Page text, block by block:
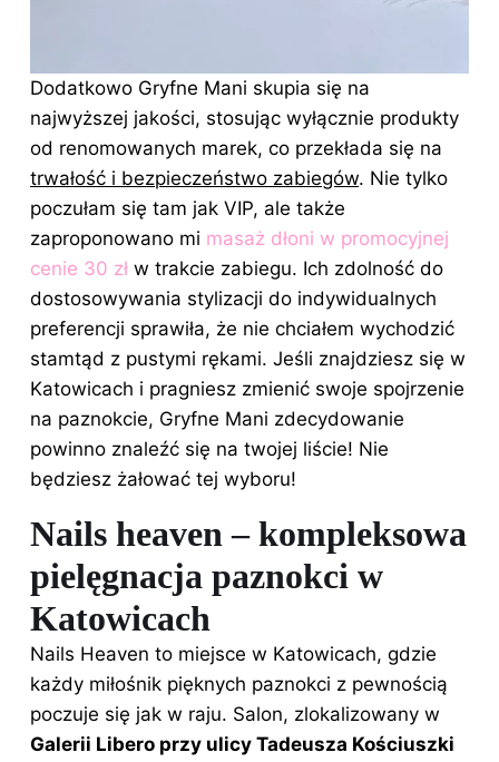
Dodatkowo Gryfne Mani skupia się na
najwyższej jakości, stosując wyłącznie produkty
od renomowanych marek, co przekłada się na
trwałość i bezpieczeństwo zabiegów. Nie tylko
poczułam się tam jak VIP, ale także
zaproponowano mi masaż dłoni w promocyjnej
cenie 30 zł w trakcie zabiegu. Ich zdolność do
dostosowywania stylizacji do indywidualnych
preferencji sprawiła, że nie chciałem wychodzić
stamtąd z pustymi rękami. Jeśli znajdziesz się w
Katowicach i pragniesz zmienić swoje spojrzenie
na paznokcie, Gryfne Mani zdecydowanie
powinno znaleźć się na twojej liście! Nie
będziesz żałować tej wyboru!
Nails heaven – kompleksowa
pielęgnacja paznokci w
Katowicach
Nails Heaven to miejsce w Katowicach, gdzie
każdy miłośnik pięknych paznokci z pewnością
poczuje się jak w raju. Salon, zlokalizowany w
Galerii Libero przy ulicy Tadeusza Kościuszki